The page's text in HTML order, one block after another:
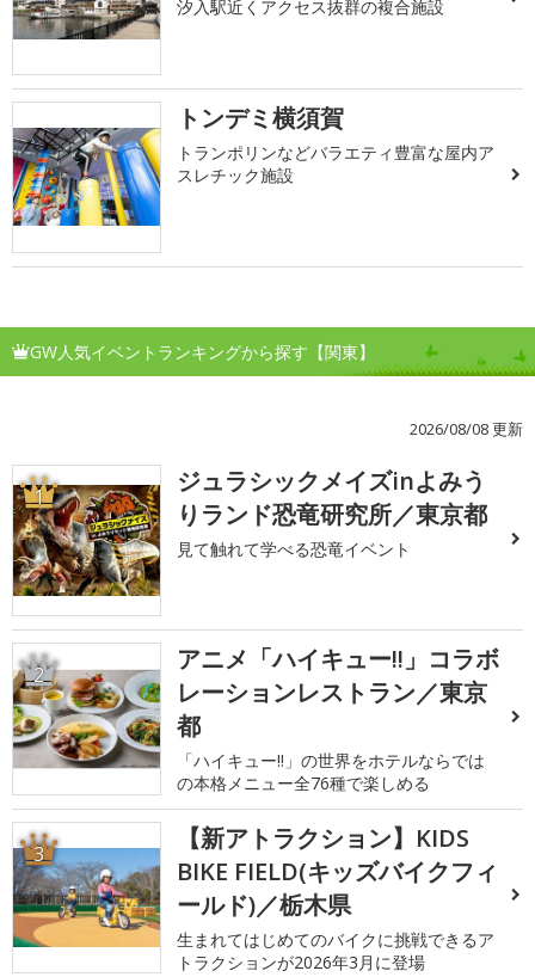
汐入駅近くアクセス抜群の複合施設
トンデミ横須賀
トランポリンなどバラエティ豊富な屋内ア
スレチック施設
GW人気イベントランキングから探す【関東】
2026/08/08 更新
1
ジュラシックメイズinよみう
りランド恐竜研究所／東京都
見て触れて学べる恐竜イベント
2
アニメ「ハイキュー!!」コラボ
レーションレストラン／東京
都
「ハイキュー!!」の世界をホテルならでは
の本格メニュー全76種で楽しめる
3
【新アトラクション】KIDS
BIKE FIELD(キッズバイクフィ
ールド)／栃木県
生まれてはじめてのバイクに挑戦できるア
トラクションが2026年3月に登場